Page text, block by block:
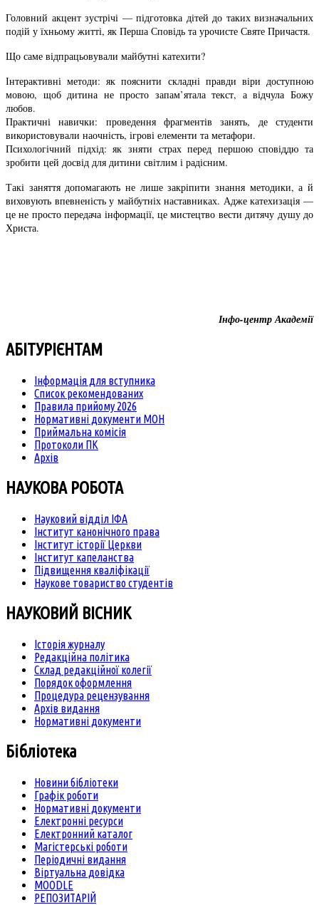
Головний акцент зустрічі — підготовка дітей до таких визначальних
подій у їхньому житті, як Перша Сповідь та урочисте Святе Причастя.
Що саме відпрацьовували майбутні катехити?
Інтерактивні методи: як пояснити складні правди віри доступною
мовою, щоб дитина не просто запам’ятала текст, а відчула Божу
любов.
Практичні навички: проведення фрагментів занять, де студенти
використовували наочність, ігрові елементи та метафори.
Психологічний підхід: як зняти страх перед першою сповіддю та
зробити цей досвід для дитини світлим і радісним.
Такі заняття допомагають не лише закріпити знання методики, а й
виховують впевненість у майбутніх наставниках. Адже катехизація —
це не просто передача інформації, це мистецтво вести дитячу душу до
Христа.
Інфо-центр Академії
АБІТУРІЄНТАМ
Інформація для вступника
Список рекомендованих
Правила прийому 2026
Нормативні документи МОН
Приймальна комісія
Протоколи ПК
Архів
НАУКОВА РОБОТА
Науковий відділ ІФА
Інститут канонічного права
Інститут історії Церкви
Інститут капеланства
Підвищення кваліфікації
Наукове товариство студентів
НАУКОВИЙ ВІСНИК
Історія журналу
Редакційна політика
Склад редакційної колегії
Порядок оформлення
Процедура рецензування
Архів видання
Нормативні документи
Бібліотека
Новини бібліотеки
Графік роботи
Нормативні документи
Електронні ресурси
Електронний каталог
Магістерські роботи
Періодичні видання
Віртуальна довідка
MOODLE
РЕПОЗИТАРІЙ